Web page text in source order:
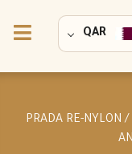
QAR
/ PRADA RE-NYLON